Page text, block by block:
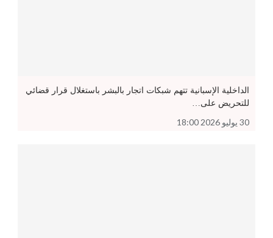
الداخلية الإسبانية تتهم شبكات اتجار بالبشر باستغلال قرار قضائي
للتحريض على…
30 يوليو 2026 18:00